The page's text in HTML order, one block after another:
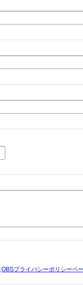
OBSプライバシーポリシーペ